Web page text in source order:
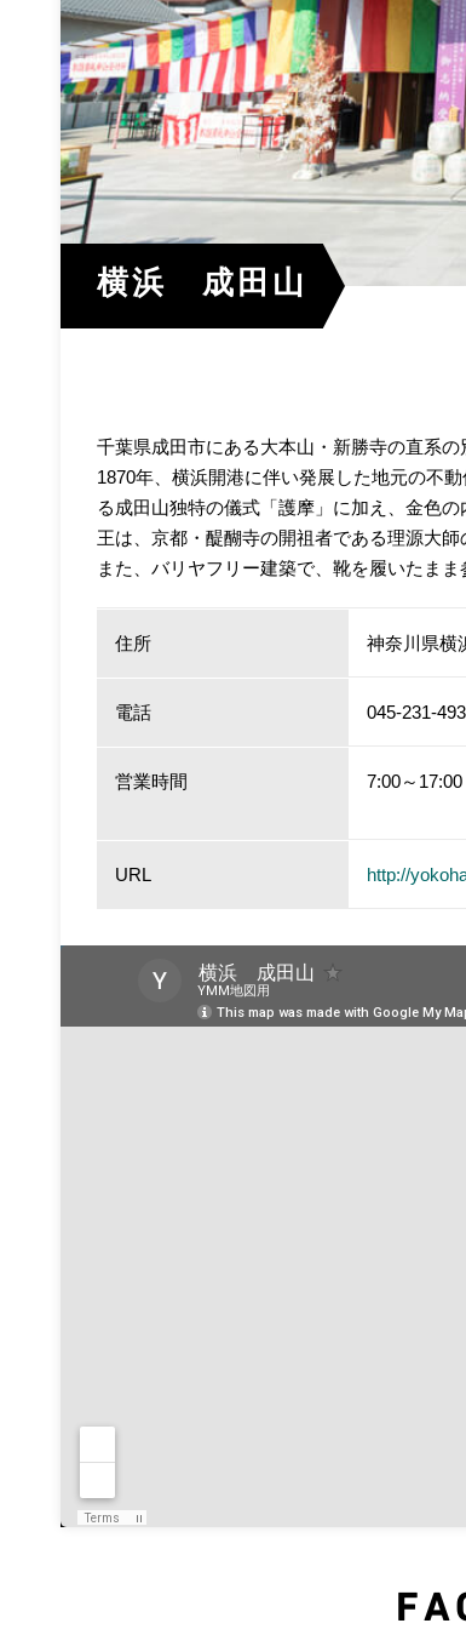
横浜 成田山
千葉県成田市にある大本山・新勝寺の直系の
1870年、横浜開港に伴い発展した地元の不
る成田山独特の儀式「護摩」に加え、金色
王は、京都・醍醐寺の開祖者である理源大師
また、バリヤフリー建築で、靴を履いたまま
住所 神奈川県横
電話 045-231-
営業時間 7:00～17:00
URL http://